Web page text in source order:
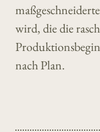
wird, die die
nach Plan.